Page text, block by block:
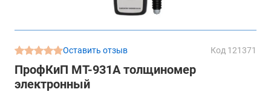
Оставить отзыв Код 121371
ПрофКиП МТ-931А толщиномер
электронный